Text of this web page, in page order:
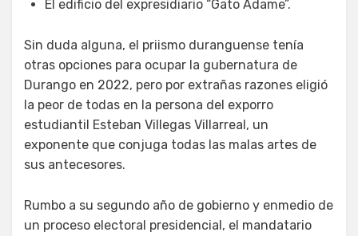
El edificio del expresidiario “Gato Adame”.
Sin duda alguna, el priismo duranguense tenía
otras opciones para ocupar la gubernatura de
Durango en 2022, pero por extrañas razones eligió
la peor de todas en la persona del exporro
estudiantil Esteban Villegas Villarreal, un
exponente que conjuga todas las malas artes de
sus antecesores.
Rumbo a su segundo año de gobierno y enmedio de
un proceso electoral presidencial, el mandatario